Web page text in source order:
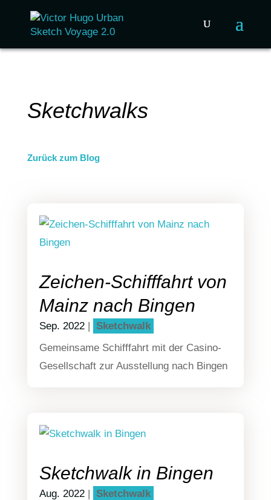
Sketchwalks
Zurück zum Blog
Zeichen-Schifffahrt von
Mainz nach Bingen
Sep. 2022| Sketch­walk
Gemein­sa­me Schiff­fahrt mit der Casi­­no-
Gesel­l­­schaft zur Aus­stel­lung nach Bingen
Sketchwalk in Bingen
Aug. 2022| Sketch­walk